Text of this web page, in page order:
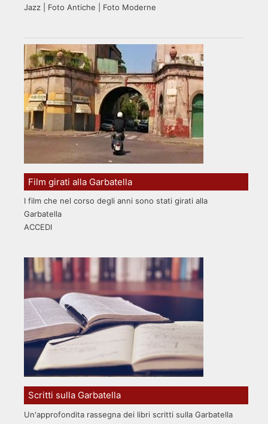
Jazz | Foto Antiche | Foto Moderne
Film girati alla Garbatella
I film che nel corso degli anni sono stati girati alla
Garbatella
ACCEDI
Scritti sulla Garbatella
Un'approfondita rassegna dei libri scritti sulla Garbatella